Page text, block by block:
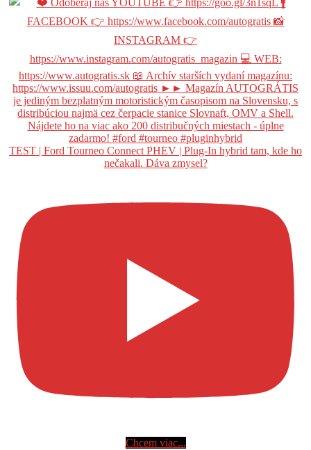
TEST | Ford Tourneo Connect PHEV | Plug-In hybrid tam, kde ho
nečakali. Dáva zmysel?
Chcem viac...